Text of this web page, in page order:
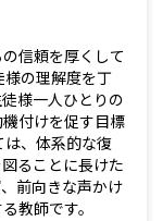
信頼を厚くして
の理解度を丁
様一人ひとりの
付けを促す目標
は、体系的な復
ることに長けた
前向きな声かけ
教師です。